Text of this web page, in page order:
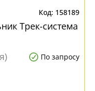
158189
Трек-система
По запросу